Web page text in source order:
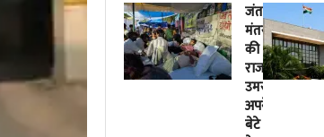
जंतर-
मंतर
की
राजनीतिक
उमस…..मैं
अपने
बेटे